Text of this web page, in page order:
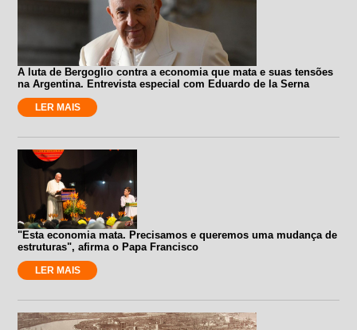
A luta de Bergoglio contra a economia que mata e suas tensões
na Argentina. Entrevista especial com Eduardo de la Serna
LER MAIS
"Esta economia mata. Precisamos e queremos uma mudança de
estruturas", afirma o Papa Francisco
LER MAIS